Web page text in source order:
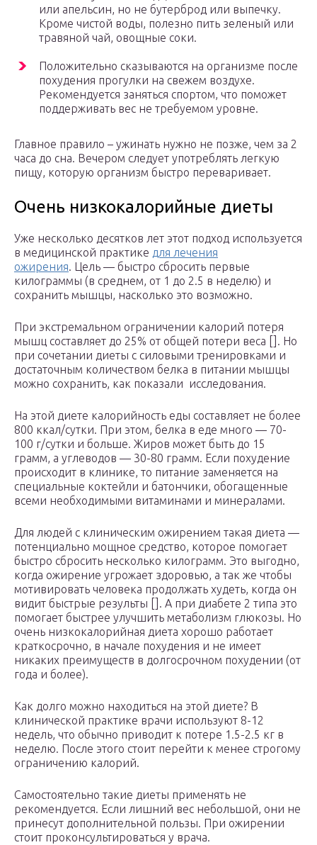
или апельсин, но не бутерброд или выпечку.
Кроме чистой воды, полезно пить зеленый или
травяной чай, овощные соки.
Положительно сказываются на организме после
похудения прогулки на свежем воздухе.
Рекомендуется заняться спортом, что поможет
поддерживать вес не требуемом уровне.
Главное правило – ужинать нужно не позже, чем за 2
часа до сна. Вечером следует употреблять легкую
пищу, которую организм быстро переваривает.
Очень низкокалорийные диеты
Уже несколько десятков лет этот подход используется
в медицинской практике для лечения
ожирения. Цель — быстро сбросить первые
килограммы (в среднем, от 1 до 2.5 в неделю) и
сохранить мышцы, насколько это возможно.
При экстремальном ограничении калорий потеря
мышц составляет до 25% от общей потери веса []. Но
при сочетании диеты с силовыми тренировками и
достаточным количеством белка в питании мышцы
можно сохранить, как показали исследования.
На этой диете калорийность еды составляет не более
800 ккал/сутки. При этом, белка в еде много — 70-
100 г/сутки и больше. Жиров может быть до 15
грамм, а углеводов — 30-80 грамм. Если похудение
происходит в клинике, то питание заменяется на
специальные коктейли и батончики, обогащенные
всеми необходимыми витаминами и минералами.
Для людей с клиническим ожирением такая диета —
потенциально мощное средство, которое помогает
быстро сбросить несколько килограмм. Это выгодно,
когда ожирение угрожает здоровью, а так же чтобы
мотивировать человека продолжать худеть, когда он
видит быстрые результы []. А при диабете 2 типа это
помогает быстрее улучшить метаболизм глюкозы. Но
очень низкокалорийная диета хорошо работает
краткосрочно, в начале похудения и не имеет
никаких преимуществ в долгосрочном похудении (от
года и более).
Как долго можно находиться на этой диете? В
клинической практике врачи используют 8-12
недель, что обычно приводит к потере 1.5-2.5 кг в
неделю. После этого стоит перейти к менее строгому
ограничению калорий.
Самостоятельно такие диеты применять не
рекомендуется. Если лишний вес небольшой, они не
принесут дополнительной пользы. При ожирении
стоит проконсультироваться у врача.